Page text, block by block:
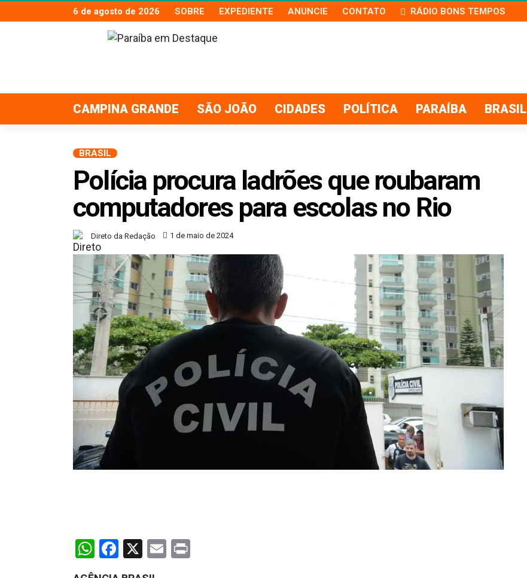
6 de agosto de 2026 SOBRE EXPEDIENTE ANUNCIE CONTATO RÁDIO BONS TEMPOS
CAMPINA GRANDE SÃO JOÃO CIDADES POLÍTICA PARAÍBA BRASIL
BRASIL
Polícia procura ladrões que roubaram
computadores para escolas no Rio
Direto da Redação 1 de maio de 2024
WhatsApp
Facebook
X Email